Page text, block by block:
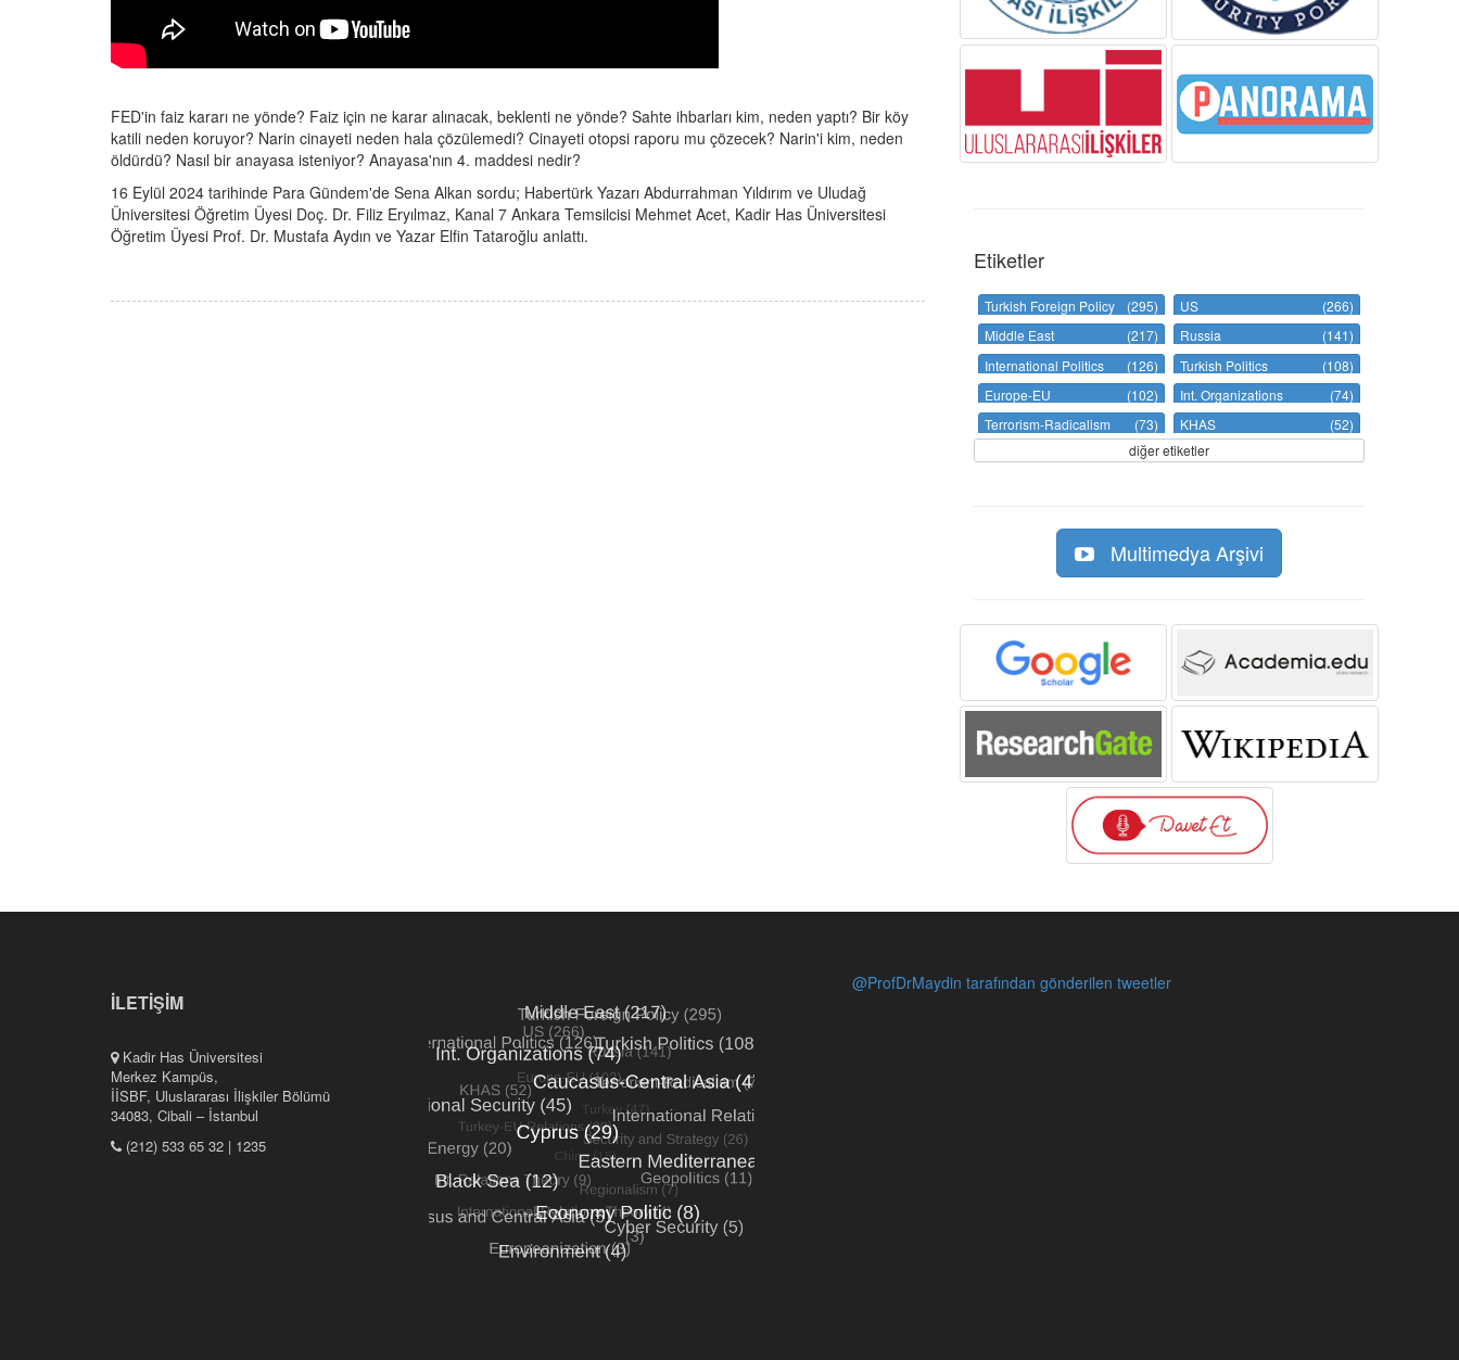
FED'in faiz kararı ne yönde? Faiz için ne karar alınacak, beklenti ne yönde? Sahte ihbarları kim, neden yaptı? Bir köy
katili neden koruyor? Narin cinayeti neden hala çözülemedi? Cinayeti otopsi raporu mu çözecek? Narin'i kim, neden
öldürdü? Nasıl bir anayasa isteniyor? Anayasa'nın 4. maddesi nedir?
16 Eylül 2024 tarihinde Para Gündem'de Sena Alkan sordu; Habertürk Yazarı Abdurrahman Yıldırım ve Uludağ
Üniversitesi Öğretim Üyesi Doç. Dr. Filiz Eryılmaz, Kanal 7 Ankara Temsilcisi Mehmet Acet, Kadir Has Üniversitesi
Öğretim Üyesi Prof. Dr. Mustafa Aydın ve Yazar Elfin Tataroğlu anlattı.
Etiketler
Turkish Foreign Policy (295) US
(266)
Middle East
(217) Russia
(141)
International Politics
(126) Turkish Politics
(108)
Europe-EU
(102) Int. Organizations
(74)
Terrorism-Radicalism
(73) KHAS
(52)
diğer etiketler
Multimedya Arşivi
İLETİŞİM
Kadir Has Üniversitesi
Merkez Kampüs,
İİSBF, Uluslararası İlişkiler Bölümü
34083, Cibali – İstanbul
(212) 533 65 32 | 1235
@ProfDrMaydin tarafından gönderilen tweetler